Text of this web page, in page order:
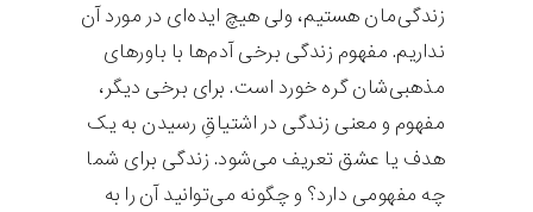
زندگی‌مان هستیم، ولی هیچ ایده‌ای در مورد آن
نداریم. مفهوم زندگی برخی آدم‌ها با باورهای
مذهبی‌شان گره خورد است. برای برخی دیگر،
مفهوم و معنی زندگی در اشتیاقِ رسیدن به یک
هدف یا عشق تعریف می‌شود. زندگی برای شما
چه مفهومی دارد؟ و چگونه می‌توانید آن را به